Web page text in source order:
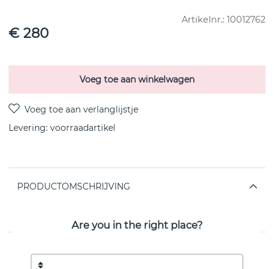
Artikelnr.: 10012762
€ 280
Voeg toe aan winkelwagen
Levering: voorraadartikel
PRODUCTOMSCHRIJVING
Are you in the right place?